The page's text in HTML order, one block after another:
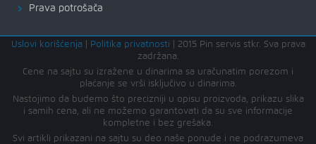
Prava potrošača
Uslovi korišćenja| Politika privatnosti
2015 Pin servis stkr. Sva prava
zadržana.
Cene na sajtu su izražene u dinarima sa uračunatim porezom i
plaćanje se vrši isključivo u dinarima.
Nastojimo da budemo što precizniji u opisu proizvoda, prikazu slika
i samih cena, ali ne možemo garantovati da su sve informacije
kompletne i bez grešaka.
Svi artikli prikazani na sajtu su deo naše ponude i ne podrazumeva